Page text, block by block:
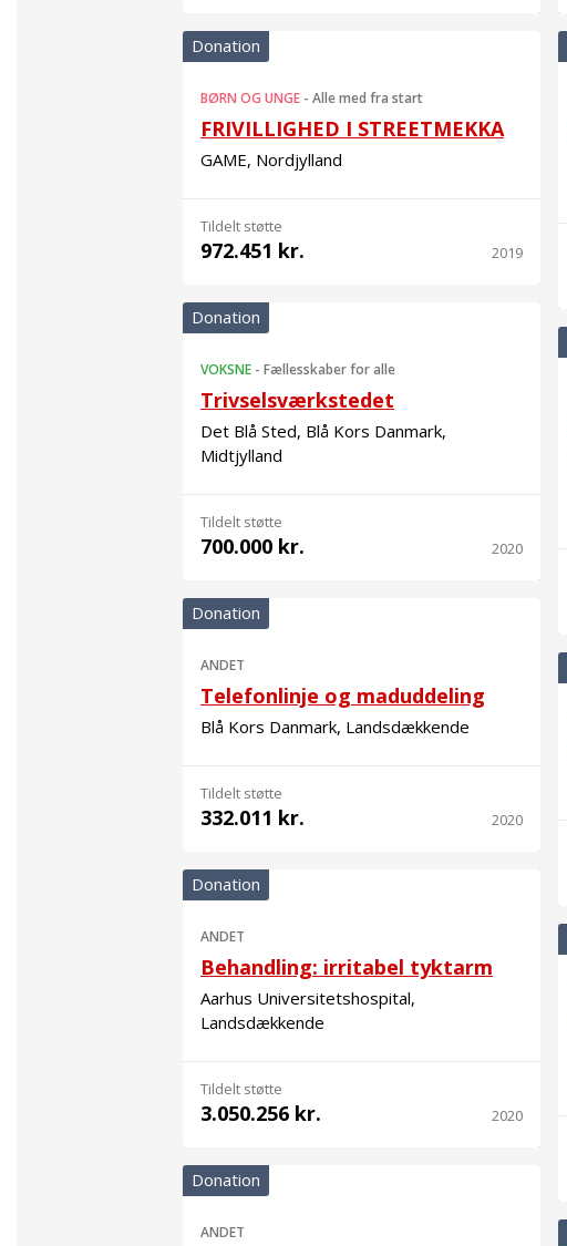
Donation
BØRN OG UNGE - Alle med fra start
FRIVILLIGHED I STREETMEKKA
GAME, Nordjylland
Tildelt støtte
972.451 kr. 2019
Donation
VOKSNE - Fællesskaber for alle
Trivselsværkstedet
Det Blå Sted, Blå Kors Danmark,
Midtjylland
Tildelt støtte
700.000 kr. 2020
Donation
ANDET
Telefonlinje og maduddeling
Blå Kors Danmark, Landsdækkende
Tildelt støtte
332.011 kr. 2020
Donation
ANDET
Behandling: irritabel tyktarm
Aarhus Universitetshospital,
Landsdækkende
Tildelt støtte
3.050.256 kr. 2020
Donation
ANDET